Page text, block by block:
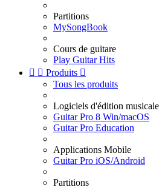
Partitions
MySongBook
Cours de guitare
Play Guitar Hits
  Produits 
Tous les produits
Logiciels d'édition musicale
Guitar Pro 8 Win/macOS
Guitar Pro Education
Applications Mobile
Guitar Pro iOS/Android
Partitions